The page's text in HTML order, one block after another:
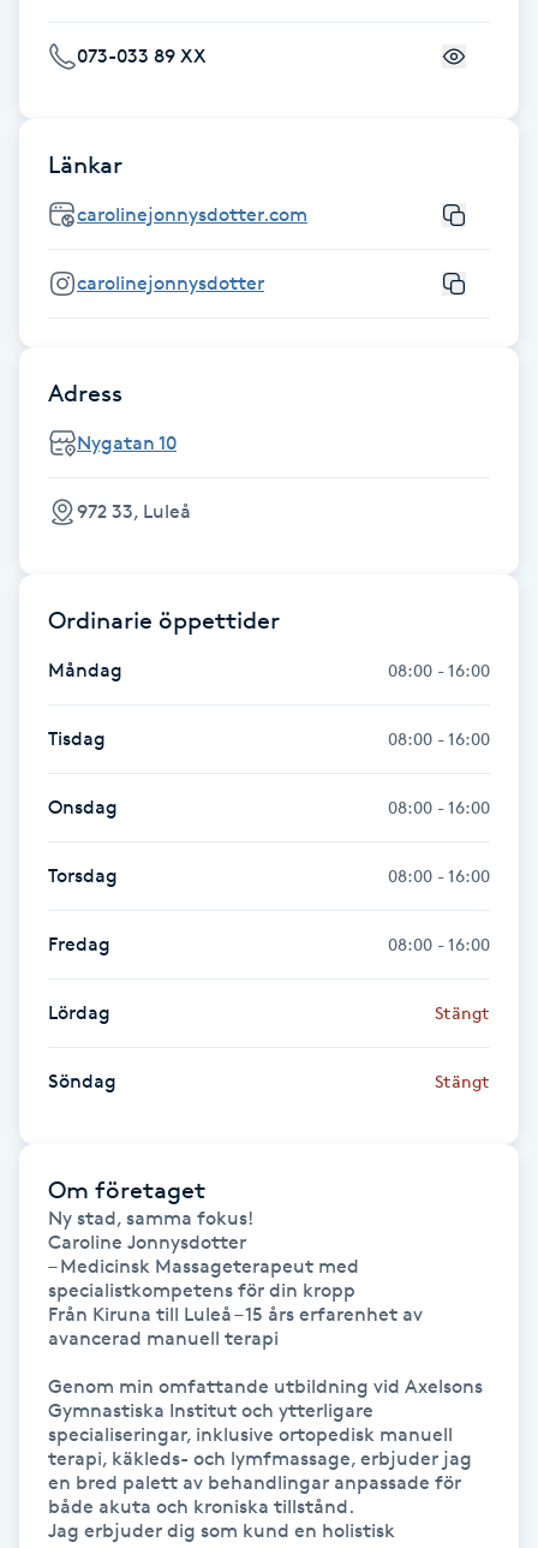
Fotsvamp
Fransar
Fransborttagning
Fransfärgning
Fransförlängning Megavolym
Fransförlängning Volym
Fransk manikyr
Fransrengöring
G
Gel naglar
Gelenaglar
Gellack
Gellack med förstärkning
Gravidmassage
Gravidyoga
073-033 89 XX
Länkar
carolinejonnysdotter.com
carolinejonnysdotter
Adress
Nygatan 10
972 33, Luleå
Ordinarie öppettider
Måndag 08:00 - 16:00
Tisdag 08:00 - 16:00
Onsdag 08:00 - 16:00
Torsdag 08:00 - 16:00
Fredag 08:00 - 16:00
Lördag Stängt
Söndag Stängt
Om företaget
Ny stad, samma fokus!
Caroline Jonnysdotter
– Medicinsk Massageterapeut med
specialistkompetens för din kropp
Från Kiruna till Luleå – 15 års erfarenhet av
avancerad manuell terapi
Genom min omfattande utbildning vid Axelsons
Gymnastiska Institut och ytterligare
specialiseringar, inklusive ortopedisk manuell
terapi, käkleds- och lymfmassage, erbjuder jag
en bred palett av behandlingar anpassade för
både akuta och kroniska tillstånd.
Jag erbjuder dig som kund en holistisk